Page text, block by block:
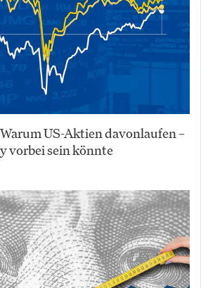
US-Aktien davonlaufen –
vorbei sein könnte